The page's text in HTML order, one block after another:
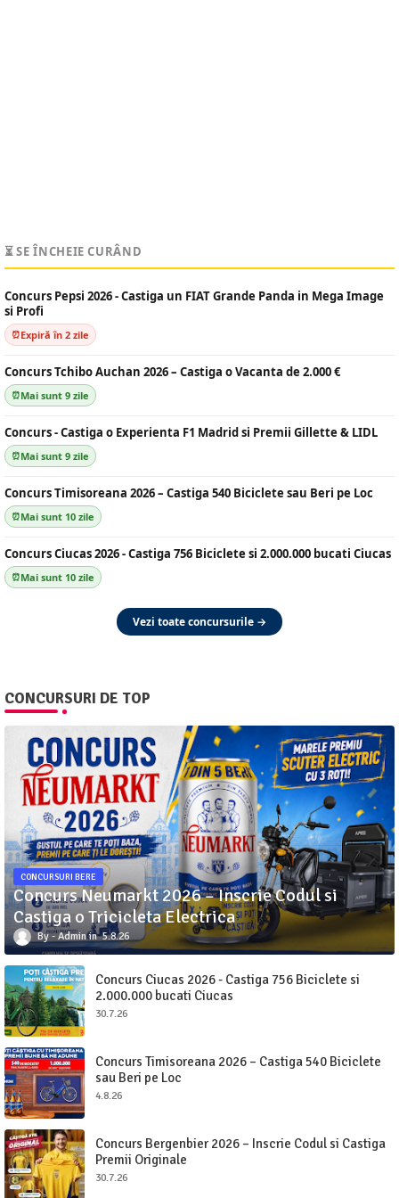
⏳ SE ÎNCHEIE CURÂND
Concurs Pepsi 2026 - Castiga un FIAT Grande Panda in Mega Image
si Profi
Expiră în 2 zile
Concurs Tchibo Auchan 2026 – Castiga o Vacanta de 2.000 €
Mai sunt 9 zile
Concurs - Castiga o Experienta F1 Madrid si Premii Gillette & LIDL
Mai sunt 9 zile
Concurs Timisoreana 2026 – Castiga 540 Biciclete sau Beri pe Loc
Mai sunt 10 zile
Concurs Ciucas 2026 - Castiga 756 Biciclete si 2.000.000 bucati Ciucas
Mai sunt 10 zile
Vezi toate concursurile →
CONCURSURI DE TOP
CONCURSURI BERE
Concurs Neumarkt 2026 – Inscrie Codul si
Castiga o Tricicleta Electrica
Admin 5.8.26
Concurs Ciucas 2026 - Castiga 756 Biciclete si
2.000.000 bucati Ciucas
30.7.26
Concurs Timisoreana 2026 – Castiga 540 Biciclete
sau Beri pe Loc
4.8.26
Concurs Bergenbier 2026 – Inscrie Codul si Castiga
Premii Originale
30.7.26